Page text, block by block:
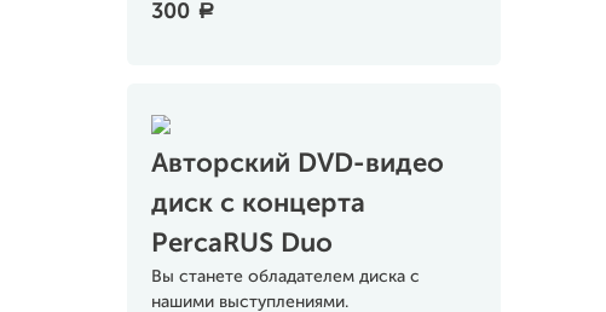
300 a
Авторский DVD-видео
диск с концерта
PercaRUS Duo
Вы станете обладателем диска с
нашими выступлениями.